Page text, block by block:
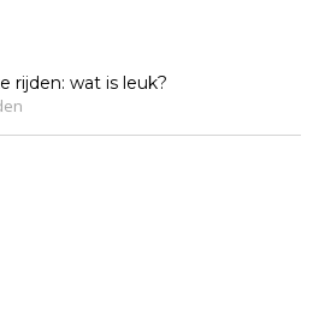
rijden: wat is leuk?